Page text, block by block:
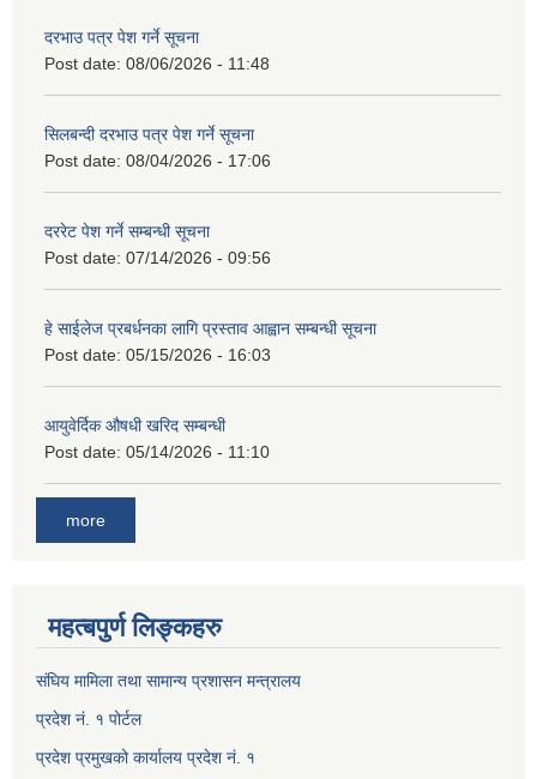
दरभाउ पत्र पेश गर्ने सूचना
Post date: 08/06/2026 - 11:48
सिलबन्दी दरभाउ पत्र पेश गर्ने सूचना
Post date: 08/04/2026 - 17:06
दररेट पेश गर्ने सम्बन्धी सूचना
Post date: 07/14/2026 - 09:56
हे साईलेज प्रबर्धनका लागि प्रस्ताव आह्वान सम्बन्धी सूचना
Post date: 05/15/2026 - 16:03
आयुवेर्दिक औषधी खरिद सम्बन्धी
Post date: 05/14/2026 - 11:10
more
महत्बपुर्ण लिङ्कहरु
संघिय मामिला तथा सामान्य प्रशासन मन्त्रालय
प्रदेश नं. १ पोर्टल
प्रदेश प्रमुखको कार्यालय प्रदेश नं. १